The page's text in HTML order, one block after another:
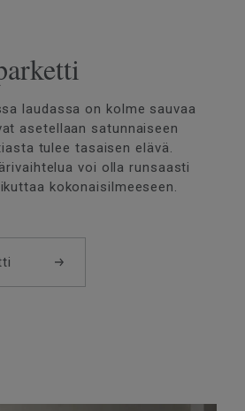
laudassa on kolme sauvaa
asetellaan satunnaiseen
tulee tasaisen elävä.
voi olla runsaasti
kokonaisilmeeseen.